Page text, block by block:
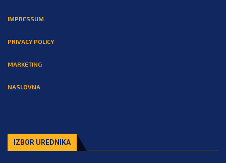
IMPRESSUM
PRIVACY POLICY
MARKETING
NASLOVNA
IZBOR UREDNIKA